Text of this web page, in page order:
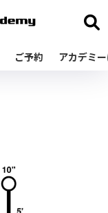
ご予約 アカデミ